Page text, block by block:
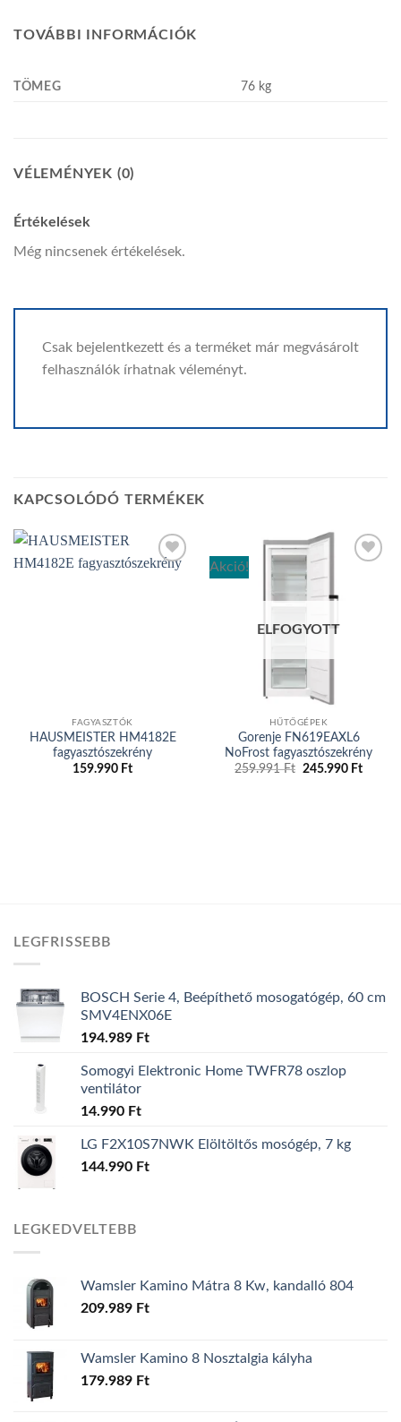
TOVÁBBI INFORMÁCIÓK
TÖMEG 76 kg
VÉLEMÉNYEK (0)
Értékelések
Még nincsenek értékelések.
Csak bejelentkezett és a terméket már megvásárolt
felhasználók írhatnak véleményt.
KAPCSOLÓDÓ TERMÉKEK
FAGYASZTÓK
HAUSMEISTER HM4182E
fagyasztószekrény
159.990 Ft
Akció!
ELFOGYOTT
HŰTŐGÉPEK
Gorenje FN619EAXL6
NoFrost fagyasztószekrény
259.991Ft Original
245.990 Ft
LEGFRISSEBB
BOSCH Serie 4, Beépíthető mosogatógép, 60 cm
SMV4ENX06E
194.989 Ft
Somogyi Elektronic Home TWFR78 oszlop
ventilátor
14.990 Ft
LG F2X10S7NWK Elöltöltős mosógép, 7 kg
144.990 Ft
LEGKEDVELTEBB
Wamsler Kamino Mátra 8 Kw, kandalló 804
209.989 Ft
Wamsler Kamino 8 Nosztalgia kályha
179.989 Ft